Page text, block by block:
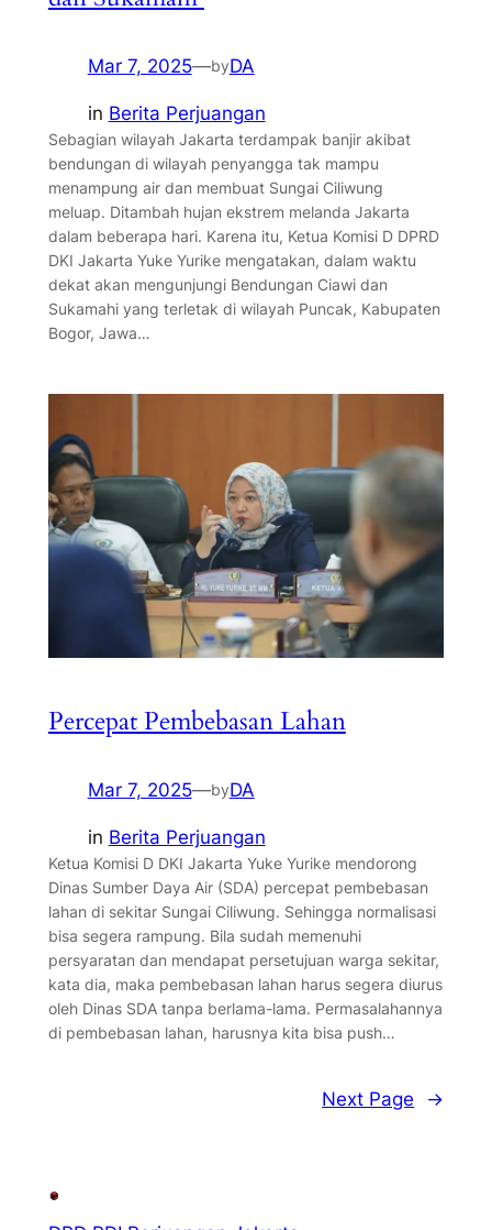
Mar 7, 2025—byDA
in Berita Perjuangan
Sebagian wilayah Jakarta terdampak banjir akibat
bendungan di wilayah penyangga tak mampu
menampung air dan membuat Sungai Ciliwung
meluap. Ditambah hujan ekstrem melanda Jakarta
dalam beberapa hari. Karena itu, Ketua Komisi D DPRD
DKI Jakarta Yuke Yurike mengatakan, dalam waktu
dekat akan mengunjungi Bendungan Ciawi dan
Sukamahi yang terletak di wilayah Puncak, Kabupaten
Bogor, Jawa…
Percepat Pembebasan Lahan
Mar 7, 2025—byDA
in Berita Perjuangan
Ketua Komisi D DKI Jakarta Yuke Yurike mendorong
Dinas Sumber Daya Air (SDA) percepat pembebasan
lahan di sekitar Sungai Ciliwung. Sehingga normalisasi
bisa segera rampung. Bila sudah memenuhi
persyaratan dan mendapat persetujuan warga sekitar,
kata dia, maka pembebasan lahan harus segera diurus
oleh Dinas SDA tanpa berlama-lama. Permasalahannya
di pembebasan lahan, harusnya kita bisa push…
Next Page →